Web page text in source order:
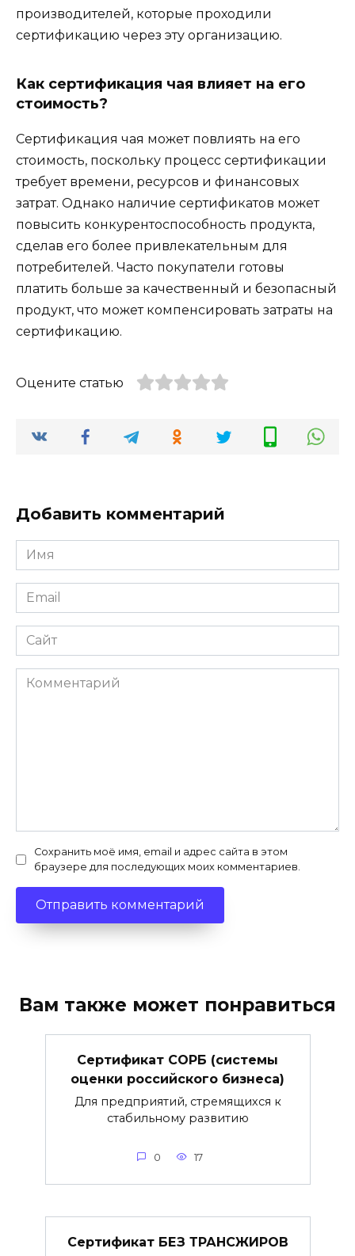
производителей, которые проходили
сертификацию через эту организацию.
Как сертификация чая влияет на его
стоимость?
Сертификация чая может повлиять на его
стоимость, поскольку процесс сертификации
требует времени, ресурсов и финансовых
затрат. Однако наличие сертификатов может
повысить конкурентоспособность продукта,
сделав его более привлекательным для
потребителей. Часто покупатели готовы
платить больше за качественный и безопасный
продукт, что может компенсировать затраты на
сертификацию.
Оцените статью
Добавить комментарий
Имя
*
Email
*
Сайт
Комментарий
Сохранить моё имя, email и адрес сайта в этом
браузере для последующих моих комментариев.
Вам также может понравиться
Сертификат СОРБ (системы
оценки российского бизнеса)
Для предприятий, стремящихся к
стабильному развитию
0 17
Сертификат БЕЗ ТРАНСЖИРОВ